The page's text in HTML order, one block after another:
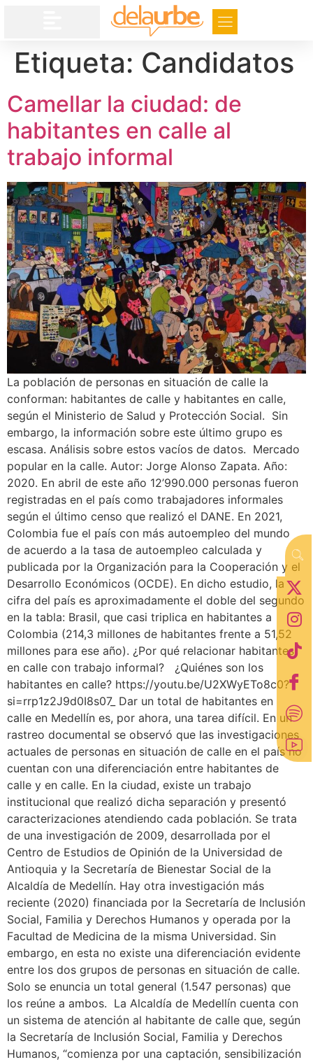
Etiqueta: Candidatos
Camellar la ciudad: de
habitantes en calle al
trabajo informal
La población de personas en situación de calle la
conforman: habitantes de calle y habitantes en calle,
según el Ministerio de Salud y Protección Social. Sin
embargo, la información sobre este último grupo es
escasa. Análisis sobre estos vacíos de datos. Mercado
popular en la calle. Autor: Jorge Alonso Zapata. Año:
2020. En abril de este año 12’990.000 personas fueron
registradas en el país como trabajadores informales
según el último censo que realizó el DANE. En 2021,
Colombia fue el país con más autoempleo del mundo
de acuerdo a la tasa de autoempleo calculada y
publicada por la Organización para la Cooperación y el
Desarrollo Económicos (OCDE). En dicho estudio, la
cifra del país es aproximadamente el doble del segundo
en la tabla: Brasil, que casi triplica en habitantes a
Colombia (214,3 millones de habitantes frente a 51,52
millones para ese año). ¿Por qué relacionar habitantes
en calle con trabajo informal? ¿Quiénes son los
habitantes en calle? https://youtu.be/U2XWyETo8c0?
si=rrp1z2J9d0I8s07_ Dar un total de habitantes en
calle en Medellín es, por ahora, una tarea difícil. En un
rastreo documental se observó que las investigaciones
actuales de personas en situación de calle en el país no
cuentan con una diferenciación entre habitantes de
calle y en calle. En la ciudad, existe un trabajo
institucional que realizó dicha separación y presentó
caracterizaciones atendiendo cada población. Se trata
de una investigación de 2009, desarrollada por el
Centro de Estudios de Opinión de la Universidad de
Antioquia y la Secretaría de Bienestar Social de la
Alcaldía de Medellín. Hay otra investigación más
reciente (2020) financiada por la Secretaría de Inclusión
Social, Familia y Derechos Humanos y operada por la
Facultad de Medicina de la misma Universidad. Sin
embargo, en esta no existe una diferenciación evidente
entre los dos grupos de personas en situación de calle.
Solo se enuncia un total general (1.547 personas) que
los reúne a ambos. La Alcaldía de Medellín cuenta con
un sistema de atención al habitante de calle que, según
la Secretaría de Inclusión Social, Familia y Derechos
Humanos, “comienza por una captación, sensibilización